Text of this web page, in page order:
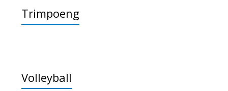
Trimpoeng
Volleyball